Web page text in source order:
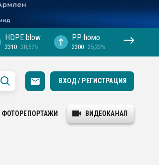
HDPE blow
2310 28,57%
PP hомо
2300 25,22%
ВХОД / РЕГИСТРАЦИЯ
ФОТОРЕПОРТАЖИ ВИДЕОКАНАЛ